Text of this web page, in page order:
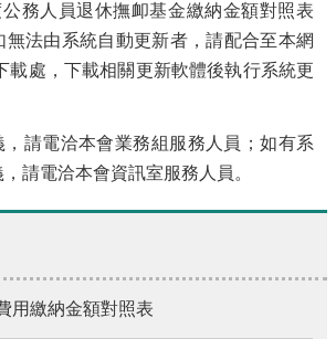
務人員退休撫卹基金繳納金額對照表
無法由系統自動更新者，請配合至本網
載處，下載相關更新軟體後執行系統更
請電洽本會業務組服務人員；如有系
請電洽本會資訊室服務人員。
用繳納金額對照表